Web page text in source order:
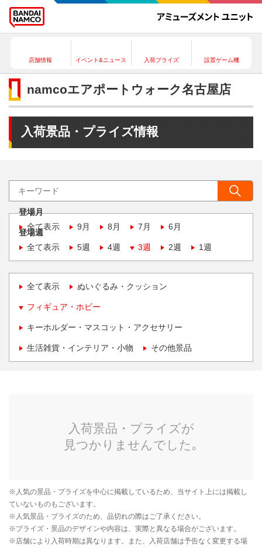
店舗情報 イベント&ニュース 入荷プライズ 設置ゲーム機
namcoエアポートウォーク名古屋店
入荷景品・プライズ情報
登場月
全て表示
9月 8月 7月 6月
登場週
全て表示
5週 4週 3週 2週 1週
全て表示 ぬいぐるみ・クッション
フィギュア・ホビー
キーホルダー・マスコット・アクセサリー
生活雑貨・インテリア・小物 その他景品